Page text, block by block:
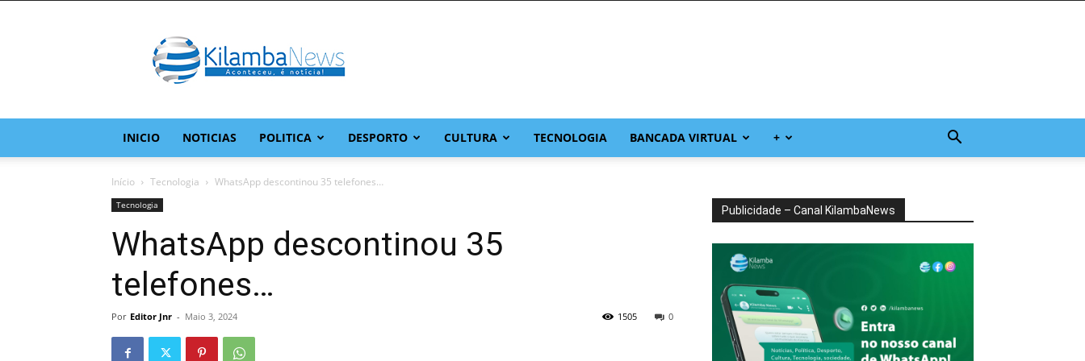
–
O
site
comunidade
do
INICIO NOTICIAS POLITICA DESPORTO CULTURA TECNOLOGIA BANCADA VIRTUAL +
Início Tecnologia WhatsApp descontinou 35 telefones…
Tecnologia
WhatsApp descontinou 35
telefones…
Por Editor Jnr - Maio 3, 2024 0
1505
Publicidade – Canal KilambaNews